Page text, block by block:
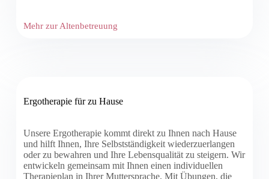
Mehr zur Altenbetreuung
Ergotherapie für zu Hause
Unsere Ergotherapie kommt direkt zu Ihnen nach Hause
und hilft Ihnen, Ihre Selbstständigkeit wiederzuerlangen
oder zu bewahren und Ihre Lebensqualität zu steigern. Wir
entwickeln gemeinsam mit Ihnen einen individuellen
Therapieplan in Ihrer Muttersprache. Mit Übungen, die